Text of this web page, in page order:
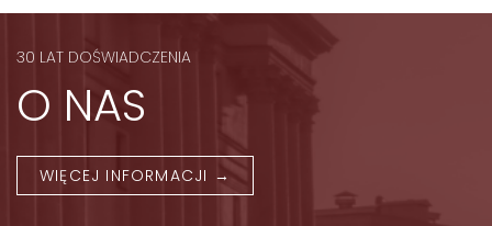
30 LAT DOŚWIADCZENIA
O NAS
WIĘCEJ INFORMACJI →